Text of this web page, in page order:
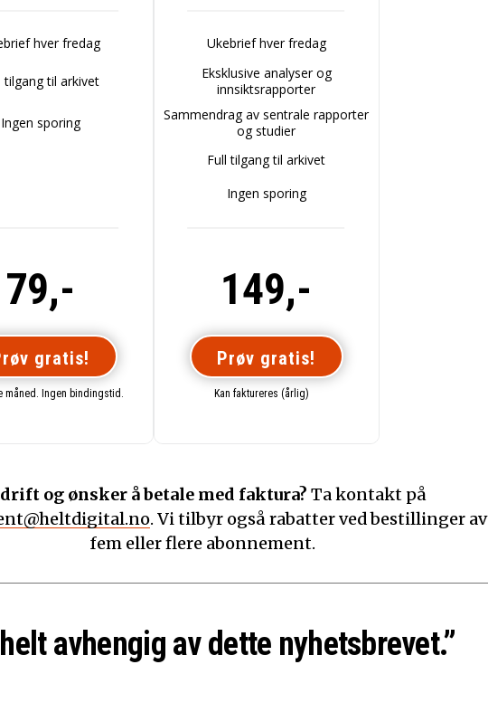
hver fredag
tilgang til arkivet
Ingen sporing
79,-
gratis!
måned. Ingen bindingstid.
Ukebrief hver fredag
Eksklusive analyser og
innsiktsrapporter
Sammendrag av sentrale rapporter
og studier
Full tilgang til arkivet
Ingen sporing
149,-
Prøv gratis!
Kan faktureres (årlig)
og ønsker å betale med faktura? Ta kontakt på
. Vi tilbyr også rabatter ved bestillinger av
fem eller flere abonnement.
avhengig av dette nyhetsbrevet.”